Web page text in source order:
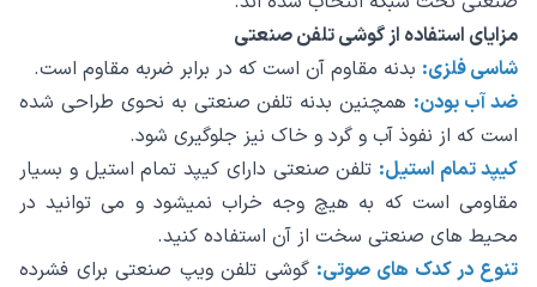
مزایای استفاده از گوشی تلفن صنعتی
شاسی فلزی: بدنه مقاوم آن است که در برابر ضربه مقاوم است.
ضد آب بودن: همچنین بدنه تلفن صنعتی به نحوی طراحی شده
است که از نفوذ آب و گرد و خاک نیز جلوگیری شود.
کیپد تمام استیل: تلفن صنعتی دارای کیپد تمام استیل و بسیار
مقاومی است که به هیچ وجه خراب نمیشود و می توانید در
محیط های صنعتی سخت از آن استفاده کنید.
تنوع در کدک های صوتی: گوشی تلفن ویپ صنعتی برای فشرده